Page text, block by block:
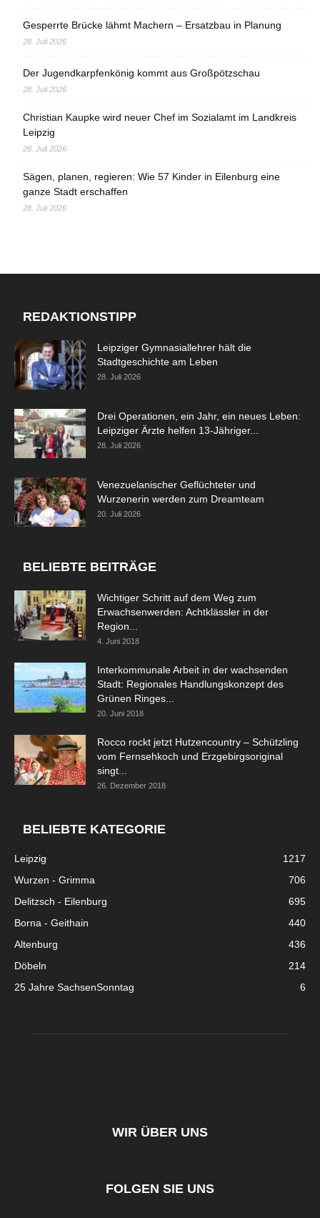
Gesperrte Brücke lähmt Machern – Ersatzbau in Planung
28. Juli 2026
Der Jugendkarpfenkönig kommt aus Großpötzschau
28. Juli 2026
Christian Kaupke wird neuer Chef im Sozialamt im Landkreis
Leipzig
28. Juli 2026
Sägen, planen, regieren: Wie 57 Kinder in Eilenburg eine
ganze Stadt erschaffen
28. Juli 2026
REDAKTIONSTIPP
Leipziger Gymnasiallehrer hält die
Stadtgeschichte am Leben
28. Juli 2026
Drei Operationen, ein Jahr, ein neues Leben:
Leipziger Ärzte helfen 13-Jähriger...
28. Juli 2026
Venezuelanischer Geflüchteter und
Wurzenerin werden zum Dreamteam
20. Juli 2026
BELIEBTE BEITRÄGE
Wichtiger Schritt auf dem Weg zum
Erwachsenwerden: Achtklässler in der
Region...
4. Juni 2018
Interkommunale Arbeit in der wachsenden
Stadt: Regionales Handlungskonzept des
Grünen Ringes...
20. Juni 2018
Rocco rockt jetzt Hutzencountry – Schützling
vom Fernsehkoch und Erzgebirgsoriginal
singt...
26. Dezember 2018
BELIEBTE KATEGORIE
Leipzig
1217
Wurzen - Grimma
706
Delitzsch - Eilenburg
695
Borna - Geithain
440
Altenburg
436
Döbeln
214
25 Jahre SachsenSonntag
6
WIR ÜBER UNS
FOLGEN SIE UNS